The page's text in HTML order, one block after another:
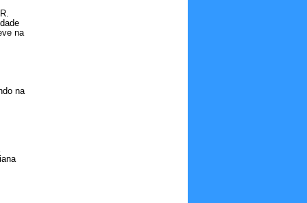
na
na